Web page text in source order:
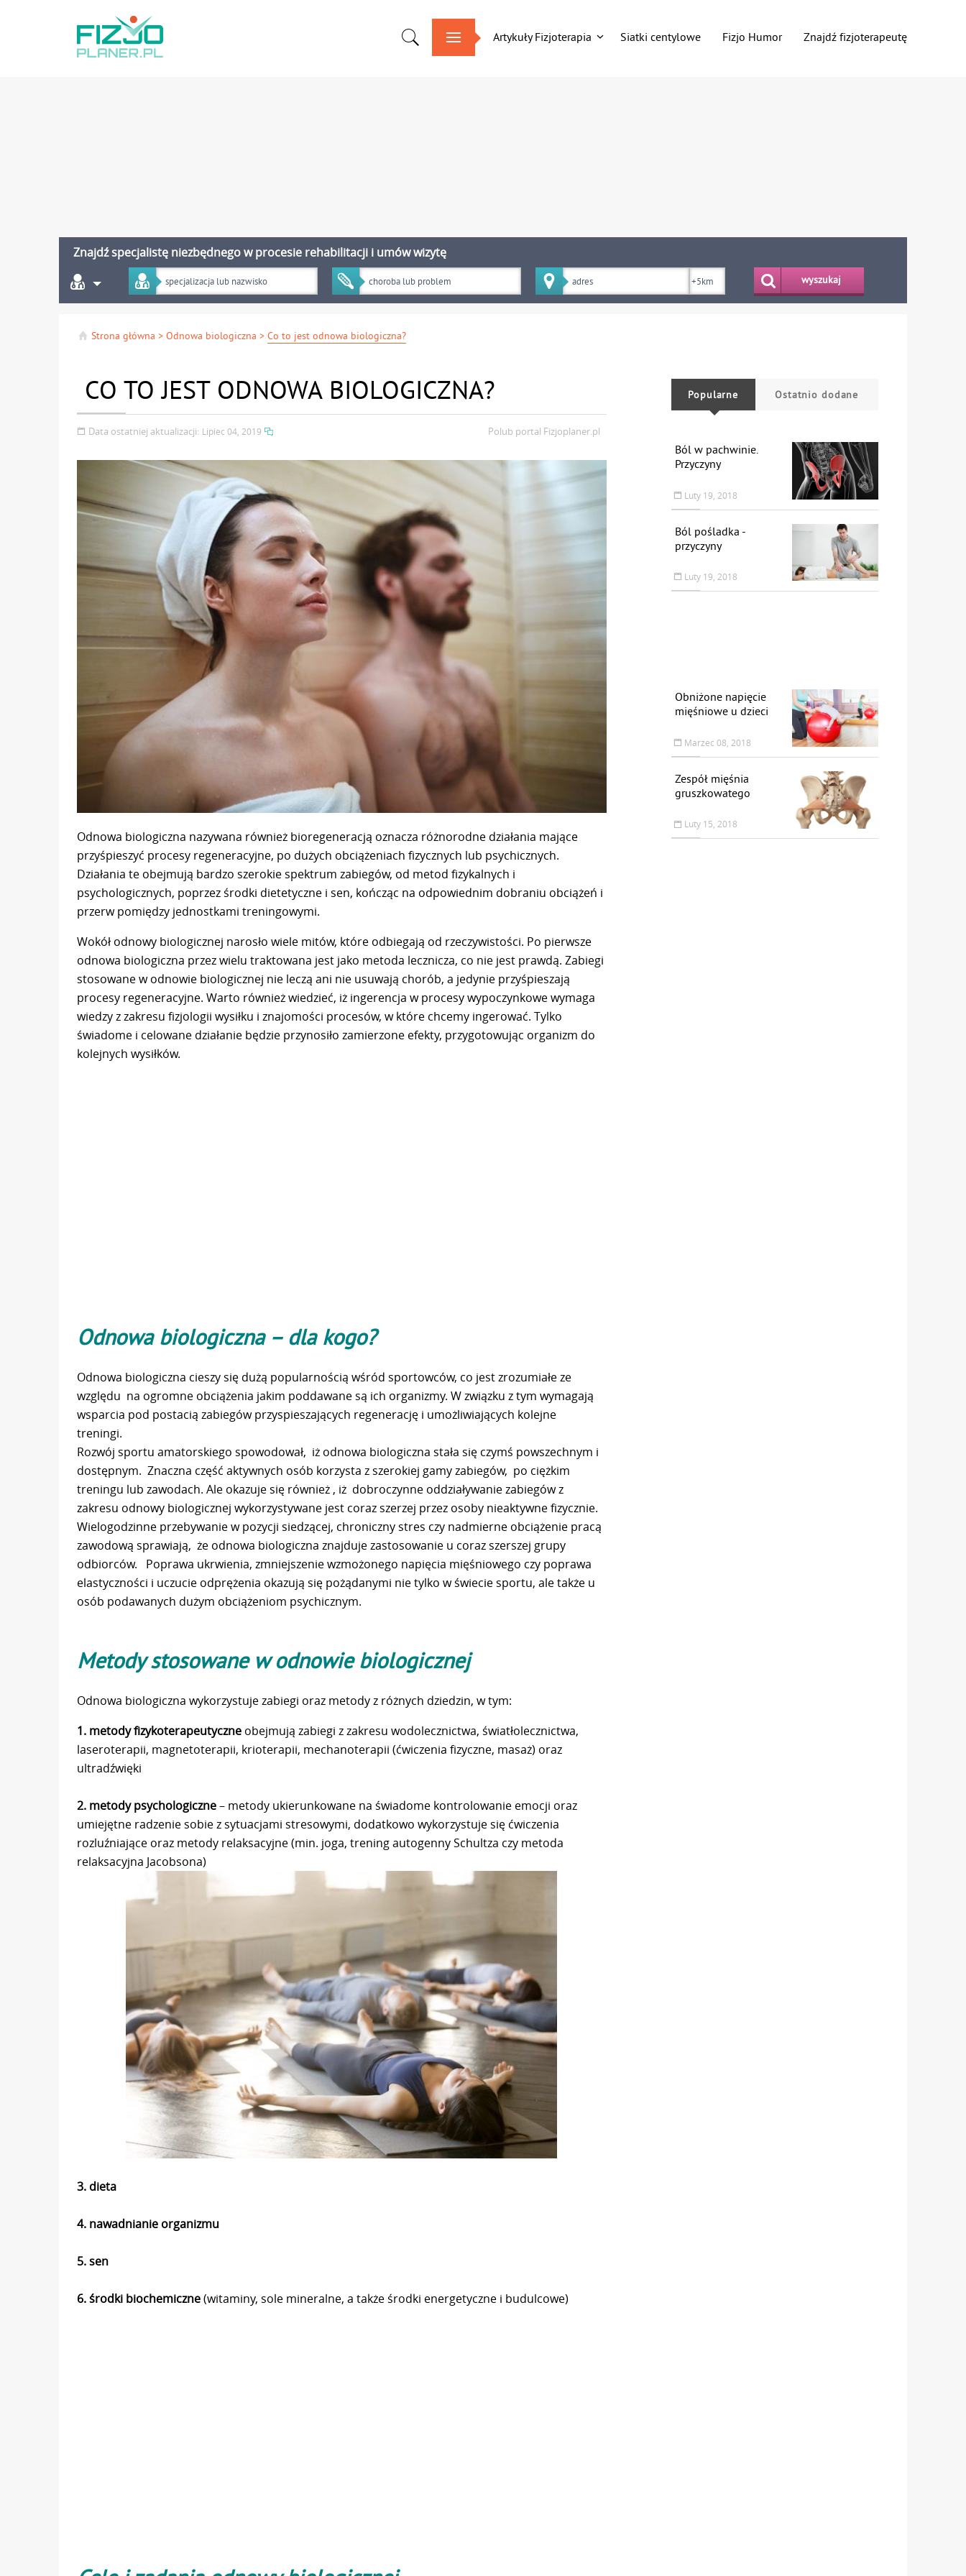
Artykuły Fizjoterapia Siatki centylowe Fizjo Humor Znajdź fizjoterapeutę
Znajdź specjalistę niezbędnego w procesie rehabilitacji i umów wizytę
wyszukaj
Strona główna >Odnowa biologiczna >Co to jest odnowa biologiczna?
CO TO JEST ODNOWA BIOLOGICZNA?
Data ostatniej aktualizacji: Lipiec 04, 2019 Polub portal Fizjoplaner.pl
Odnowa biologiczna nazywana również bioregeneracją oznacza różnorodne działania mające
przyśpieszyć procesy regeneracyjne, po dużych obciążeniach fizycznych lub psychicznych.
Działania te obejmują bardzo szerokie spektrum zabiegów, od metod fizykalnych i
psychologicznych, poprzez środki dietetyczne i sen, kończąc na odpowiednim dobraniu obciążeń i
przerw pomiędzy jednostkami treningowymi.
Wokół odnowy biologicznej narosło wiele mitów, które odbiegają od rzeczywistości. Po pierwsze
odnowa biologiczna przez wielu traktowana jest jako metoda lecznicza, co nie jest prawdą. Zabiegi
stosowane w odnowie biologicznej nie leczą ani nie usuwają chorób, a jedynie przyśpieszają
procesy regeneracyjne. Warto również wiedzieć, iż ingerencja w procesy wypoczynkowe wymaga
wiedzy z zakresu fizjologii wysiłku i znajomości procesów, w które chcemy ingerować. Tylko
świadome i celowane działanie będzie przynosiło zamierzone efekty, przygotowując organizm do
kolejnych wysiłków.
Odnowa biologiczna – dla kogo?
Odnowa biologiczna cieszy się dużą popularnością wśród sportowców, co jest zrozumiałe ze
względu na ogromne obciążenia jakim poddawane są ich organizmy. W związku z tym wymagają
wsparcia pod postacią zabiegów przyspieszających regenerację i umożliwiających kolejne
treningi.
Rozwój sportu amatorskiego spowodował, iż odnowa biologiczna stała się czymś powszechnym i
dostępnym. Znaczna część aktywnych osób korzysta z szerokiej gamy zabiegów, po ciężkim
treningu lub zawodach. Ale okazuje się również , iż dobroczynne oddziaływanie zabiegów z
zakresu odnowy biologicznej wykorzystywane jest coraz szerzej przez osoby nieaktywne fizycznie.
Wielogodzinne przebywanie w pozycji siedzącej, chroniczny stres czy nadmierne obciążenie pracą
zawodową sprawiają, że odnowa biologiczna znajduje zastosowanie u coraz szerszej grupy
odbiorców. Poprawa ukrwienia, zmniejszenie wzmożonego napięcia mięśniowego czy poprawa
elastyczności i uczucie odprężenia okazują się pożądanymi nie tylko w świecie sportu, ale także u
osób podawanych dużym obciążeniom psychicznym.
Metody stosowane w odnowie biologicznej
Odnowa biologiczna wykorzystuje zabiegi oraz metody z różnych dziedzin, w tym:
1. metody fizykoterapeutyczne obejmują zabiegi z zakresu wodolecznictwa, światłolecznictwa,
laseroterapii, magnetoterapii, krioterapii, mechanoterapii (ćwiczenia fizyczne, masaż) oraz
ultradźwięki
2. metody psychologiczne– metody ukierunkowane na świadome kontrolowanie emocji oraz
umiejętne radzenie sobie z sytuacjami stresowymi, dodatkowo wykorzystuje się ćwiczenia
rozluźniające oraz metody relaksacyjne (min. joga, trening autogenny Schultza czy metoda
relaksacyjna Jacobsona)
3. dieta
4. nawadnianie organizmu
5. sen
6. środki biochemiczne(witaminy, sole mineralne, a także środki energetyczne i budulcowe)
Popularne Ostatnio dodane
Ból w pachwinie.
Przyczyny
Luty 19, 2018
Ból pośladka -
przyczyny
Luty 19, 2018
Obniżone napięcie
mięśniowe u dzieci
Marzec 08, 2018
Zespół mięśnia
gruszkowatego
Luty 15, 2018